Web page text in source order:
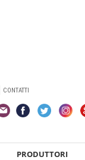
CONTATTI
PRODUTTORI